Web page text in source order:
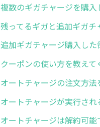
複数のギガチャージを購入
残ってるギガと追加ギガチ
追加ギガチャージ購入した
クーポンの使い方を教えて
オートチャージの注文方法
オートチャージが実行され
オートチャージは解約可能